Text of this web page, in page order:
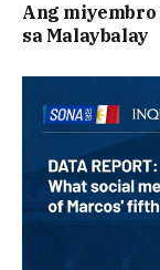
Ang miyembro
sa Malaybalay